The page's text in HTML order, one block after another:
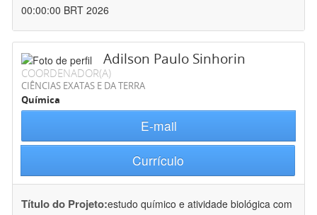
00:00:00 BRT 2026
Adilson Paulo Sinhorin
COORDENADOR(A)
CIÊNCIAS EXATAS E DA TERRA
Química
E-mail
Currículo
Título do Projeto:estudo químico e atividade biológica com